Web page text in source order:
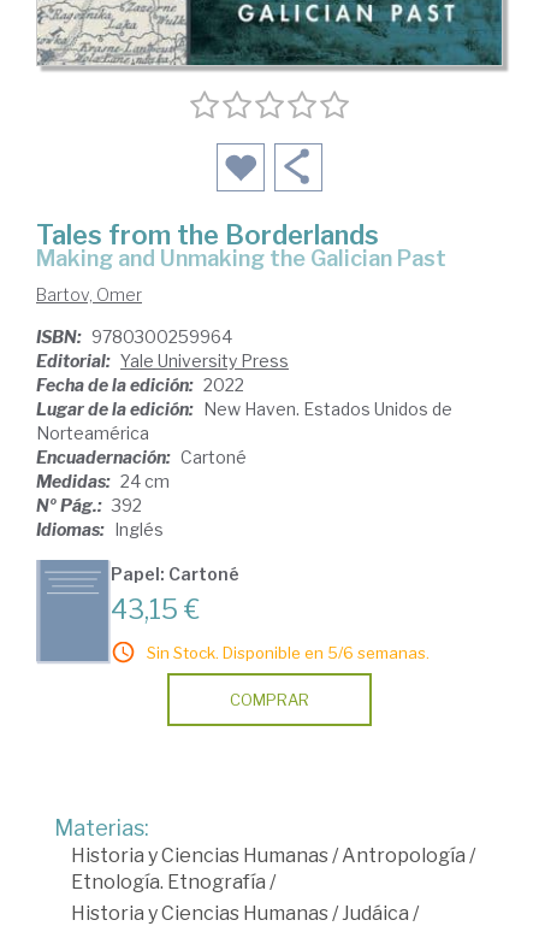
Tales from the Borderlands
Making and Unmaking the Galician Past
Bartov, Omer
ISBN: 9780300259964
Editorial: Yale University Press
Fecha de la edición: 2022
Lugar de la edición: New Haven. Estados Unidos de
Norteamérica
Encuadernación: Cartoné
Medidas: 24 cm
Nº Pág.: 392
Idiomas: Inglés
Papel: Cartoné
43,15 €
Sin Stock. Disponible en 5/6 semanas.
COMPRAR
Materias:
Historia y Ciencias Humanas/Antropología /
Etnología. Etnografía /
Historia y Ciencias Humanas/Judáica /